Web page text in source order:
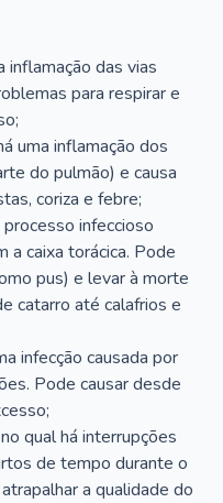
inflamação das vias
para respirar e
uma inflamação dos
do pulmão) e causa
coriza e febre;
infeccioso
a caixa torácica. Pode
pus) e levar à morte
catarro até calafrios e
infecção causada por
Pode causar desde
qual há interrupções
de tempo durante o
a qualidade do